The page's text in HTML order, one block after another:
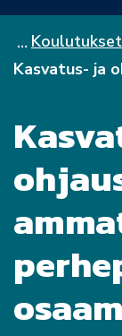
Koulutukset
Kasvatus- ja